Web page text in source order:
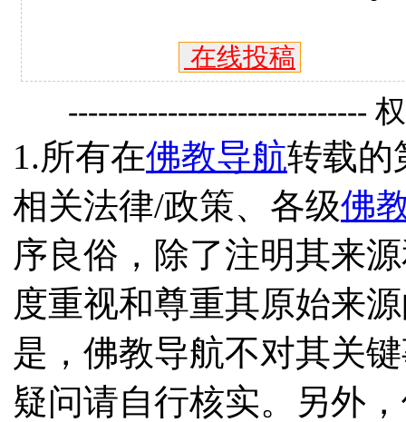
在线投稿
------------------------------
1.所有在佛教导航转载的
相关法律/政策、各级佛
序良俗，除了注明其来
度重视和尊重其原始来
是，佛教导航不对其关
疑问请自行核实。另外